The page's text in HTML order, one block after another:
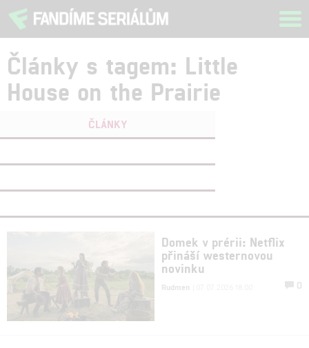
Články s tagem: Little
House on the Prairie
ČLÁNKY
Domek v prérii: Netflix
přináší westernovou
novinku
Rudmen 0